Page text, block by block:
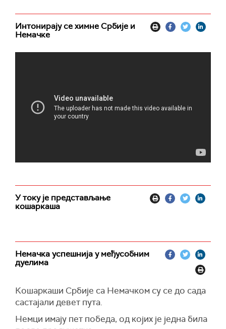
Интонирају се химне Србије и
Немачке
У току је представљање
кошаркаша
Немачка успешнија у међусобним
дуелима
Кошаркаши Србије са Немачком су се до сада
састајали девет пута.
Немци имају пет победа, од којих је једна била